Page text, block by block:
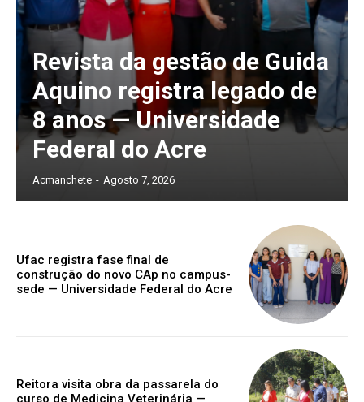
Revista da gestão de Guida
Aquino registra legado de
8 anos — Universidade
Federal do Acre
Acmanchete - Agosto 7, 2026
Ufac registra fase final de
construção do novo CAp no campus-
sede — Universidade Federal do Acre
Reitora visita obra da passarela do
curso de Medicina Veterinária —